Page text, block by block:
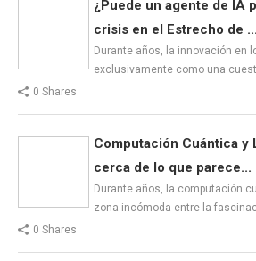
¿Puede un agente de IA
crisis en el Estrecho de ...
Durante años, la innovación en
exclusivamente como una
0 Shares
Computación Cuántica y
cerca de lo que parece...
Durante años, la computación
zona incómoda entre la
0 Shares